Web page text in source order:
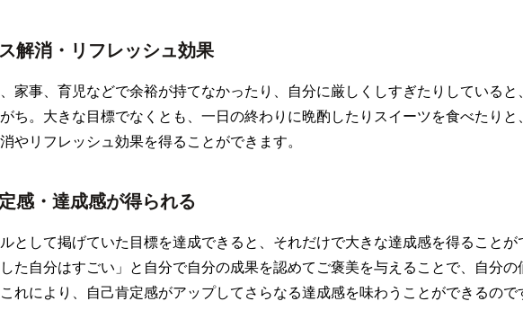
解消・リフレッシュ効果
家事、育児などで余裕が持てなかったり、自分に厳しくしすぎたりしている
ち。大きな目標でなくとも、一日の終わりに晩酌したりスイーツを食べたりと
やリフレッシュ効果を得ることができます。
感・達成感が得られる
として掲げていた目標を達成できると、それだけで大きな達成感を得ること
た自分はすごい」と自分で自分の成果を認めてご褒美を与えることで、自分
れにより、自己肯定感がアップしてさらなる達成感を味わうことができるので